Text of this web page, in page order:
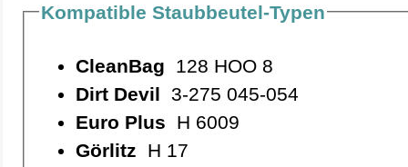
Kompatible Staubbeutel-Typen
CleanBag 128 HOO 8
Dirt Devil 3-275 045-054
Euro Plus H 6009
Görlitz H 17